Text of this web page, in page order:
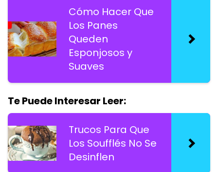
Cómo Hacer Que
Los Panes
Queden
Esponjosos y
Suaves
Te Puede Interesar Leer:
Trucos Para Que
Los Soufflés No Se
Desinflen